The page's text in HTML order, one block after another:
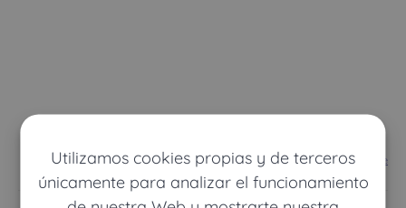
Utilizamos cookies propias y de terceros
únicamente para analizar el funcionamiento
Ver mapa más grande